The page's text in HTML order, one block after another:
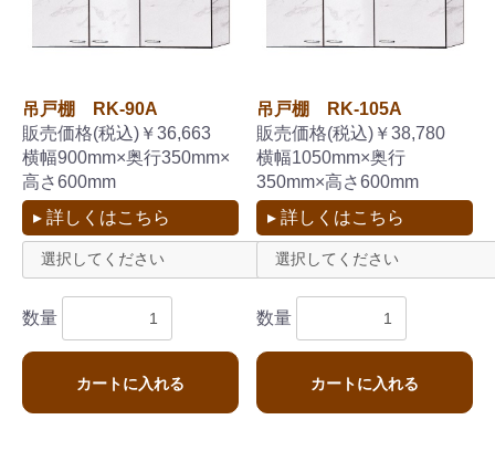
吊戸棚 RK-90A
販売価格(税込)￥36,663
横幅900mm×奥行350mm×
高さ600mm
▸ 詳しくはこちら
数量
カートに入れる
吊戸棚 RK-105A
販売価格(税込)￥38,780
横幅1050mm×奥行
350mm×高さ600mm
▸ 詳しくはこちら
数量
カートに入れる